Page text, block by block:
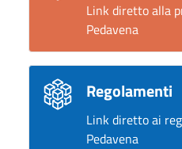
Link diretto alla
Pedavena
Regolamenti
Link diretto ai
Pedavena